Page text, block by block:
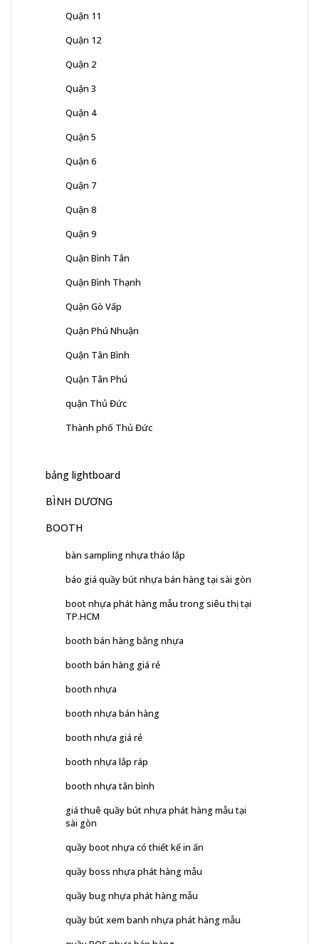
Quận 11
Quận 12
Quận 2
Quận 3
Quận 4
Quận 5
Quận 6
Quận 7
Quận 8
Quận 9
Quận Bình Tân
Quận Bình Thạnh
Quận Gò Vấp
Quận Phú Nhuận
Quận Tân Bình
Quận Tân Phú
quận Thủ Đức
Thành phố Thủ Đức
bảng lightboard
BÌNH DƯƠNG
BOOTH
bàn sampling nhựa tháo lắp
báo giá quầy bút nhựa bán hàng tại sài gòn
boot nhựa phát hàng mẫu trong siêu thị tại
TP.HCM
booth bán hàng bằng nhựa
booth bán hàng giá rẻ
booth nhựa
booth nhựa bán hàng
booth nhựa giá rẻ
booth nhựa lắp ráp
booth nhựa tân bình
giá thuê quầy bút nhựa phát hàng mẫu tại
sài gòn
quầy boot nhựa có thiết kế in ấn
quầy boss nhựa phát hàng mẫu
quầy bug nhựa phát hàng mẫu
quầy bút xem banh nhựa phát hàng mẫu